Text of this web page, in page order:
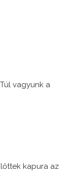
vagyunk a
kapura az